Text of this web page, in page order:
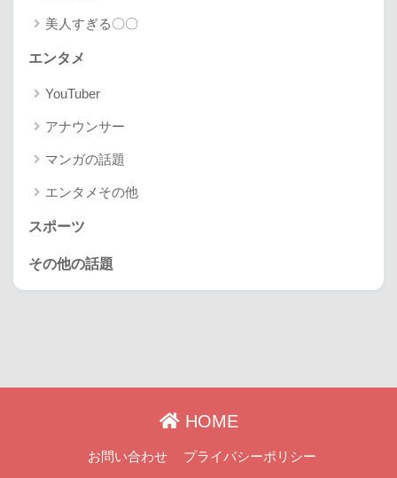
美人すぎる〇〇
エンタメ
YouTuber
アナウンサー
マンガの話題
エンタメその他
スポーツ
その他の話題
HOME
お問い合わせ プライバシーポリシー